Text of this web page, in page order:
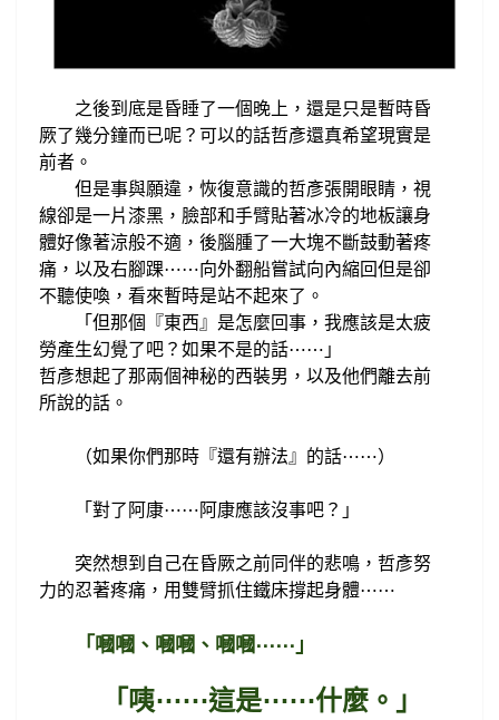
之後到底是昏睡了一個晚上，還是只是暫時昏
厥了幾分鐘而已呢？可以的話哲彥還真希望現實是
前者。
但是事與願違， 恢復意識的哲彥張開眼睛，視
線卻是一片漆黑， 臉部和手臂貼著冰冷的地板讓身
體好像著涼般不適， 後腦腫了一大塊不斷鼓動著疼
痛， 以及右腳踝⋯⋯向外翻船嘗試向內縮回但是卻
不聽使喚 ， 看來暫時是站不起來了。
「但那個 『東西』是怎麼回事，我應該是太疲
勞產生幻覺了吧？如果不是的話⋯⋯ 」
哲彥想起了那兩個神秘的西裝男 ，以及他們離去前
所說的話。
（如果你們那時 『還有辦法』 的話⋯⋯）
「對了阿康⋯⋯阿康應該沒事吧？」
突然想到自己在昏厥之前同伴的悲鳴，哲彥努
力的忍著疼痛，用雙臂抓住鐵床撐起身體⋯⋯
「嘓嘓、嘓嘓、嘓嘓 ⋯⋯ 」
「 咦⋯⋯這是⋯⋯什麼。 」